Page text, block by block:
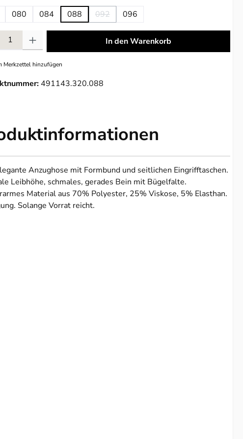
080 084 088 092(Diese Option ist zurzeit nicht verfügbar.)
096
Anzahl: Gib den gewünschten Wert ein oder benutze die Schaltflächen um
In den Warenkorb
Merkzettel hinzufügen
491143.320.088
Anzughose mit Formbund und seitlichen Eingrifftaschen.
Leibhöhe, schmales, gerades Bein mit Bügelfalte.
Material aus 70% Polyester, 25% Viskose, 5% Elasthan.
Solange Vorrat reicht.